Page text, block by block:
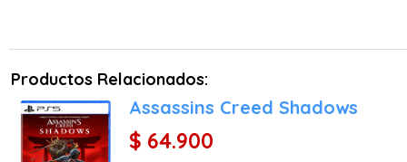
Productos Relacionados:
Assassins Creed Shadows
$ 64.900